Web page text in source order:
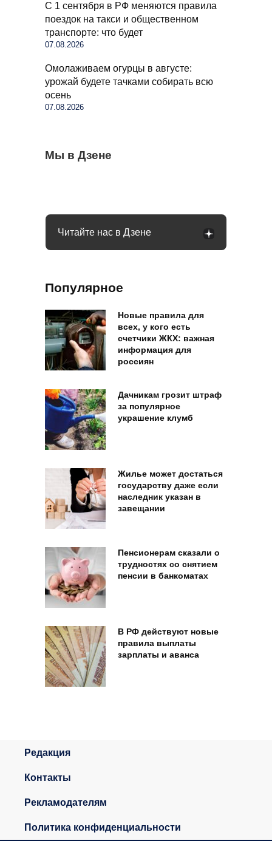
С 1 сентября в РФ меняются правила
поездок на такси и общественном
транспорте: что будет
07.08.2026
Омолаживаем огурцы в августе:
урожай будете тачками собирать всю
осень
07.08.2026
Мы в Дзене
Бывший продавец выдала уловки
«Магнита» и «Пятерочки»: сети всегда
Семьи в России получат до 200 тысяч
С 1 сентября россиян будут сажать и
Читайте нас в Дзене
Популярное
Новые правила для
всех, у кого есть
счетчики ЖКХ: важная
информация для
россиян
Дачникам грозит штраф
за популярное
украшение клумб
Жилье может достаться
государству даже если
наследник указан в
завещании
Пенсионерам сказали о
трудностях со снятием
пенсии в банкоматах
В РФ действуют новые
правила выплаты
зарплаты и аванса
Редакция
Контакты
Рекламодателям
Политика конфиденциальности